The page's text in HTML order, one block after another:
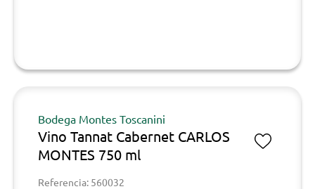
Bodega Montes Toscanini
Vino Tannat Cabernet CARLOS
MONTES 750 ml
Referencia: 560032